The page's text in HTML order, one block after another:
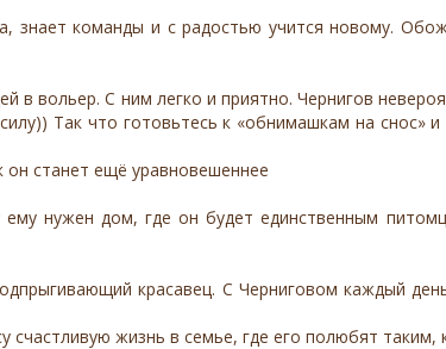
знает команды и с радостью учится новому.
в вольер. С ним легко и приятно. Чернигов
Так что готовьтесь к «обнимашкам на
станет ещё уравновешеннее
нужен дом, где он будет единственным
красавец. С Черниговом каждый
жизнь в семье, где его полюбят таким,